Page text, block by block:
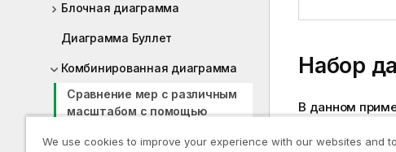
Блочная диаграмма
Диаграмма Буллет
Комбинированная диаграмма
Сравнение мер с различным
масштабом с помощью
Набор
В данном
пособие —
We use cookies to improve your experience with our websites and to